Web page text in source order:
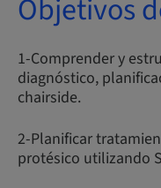
Objetivos
1-Comprender y
diagnóstico,
chairside.
2-Planificar
protésico utilizando